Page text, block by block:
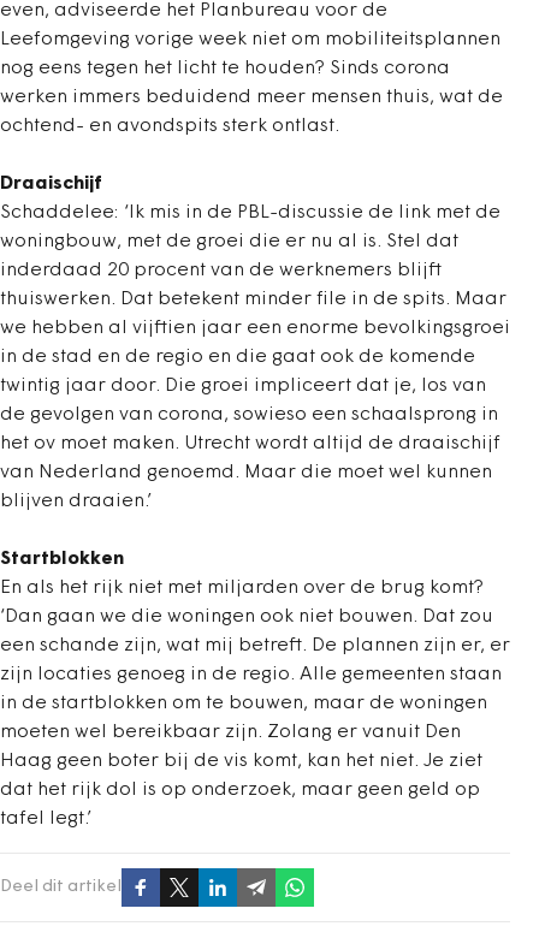
even, adviseerde het Planbureau voor de
Leefomgeving vorige week niet om mobiliteitsplannen
nog eens tegen het licht te houden? Sinds corona
werken immers beduidend meer mensen thuis, wat de
ochtend- en avondspits sterk ontlast.
Draaischijf
Schaddelee: ‘Ik mis in de PBL-discussie de link met de
woningbouw, met de groei die er nu al is. Stel dat
inderdaad 20 procent van de werknemers blijft
thuiswerken. Dat betekent minder file in de spits. Maar
we hebben al vijftien jaar een enorme bevolkingsgroei
in de stad en de regio en die gaat ook de komende
twintig jaar door. Die groei impliceert dat je, los van
de gevolgen van corona, sowieso een schaalsprong in
het ov moet maken. Utrecht wordt altijd de draaischijf
van Nederland genoemd. Maar die moet wel kunnen
blijven draaien.’
Startblokken
En als het rijk niet met miljarden over de brug komt?
‘Dan gaan we die woningen ook niet bouwen. Dat zou
een schande zijn, wat mij betreft. De plannen zijn er, er
zijn locaties genoeg in de regio. Alle gemeenten staan
in de startblokken om te bouwen, maar de woningen
moeten wel bereikbaar zijn. Zolang er vanuit Den
Haag geen boter bij de vis komt, kan het niet. Je ziet
dat het rijk dol is op onderzoek, maar geen geld op
tafel legt.’
Deel dit artikel